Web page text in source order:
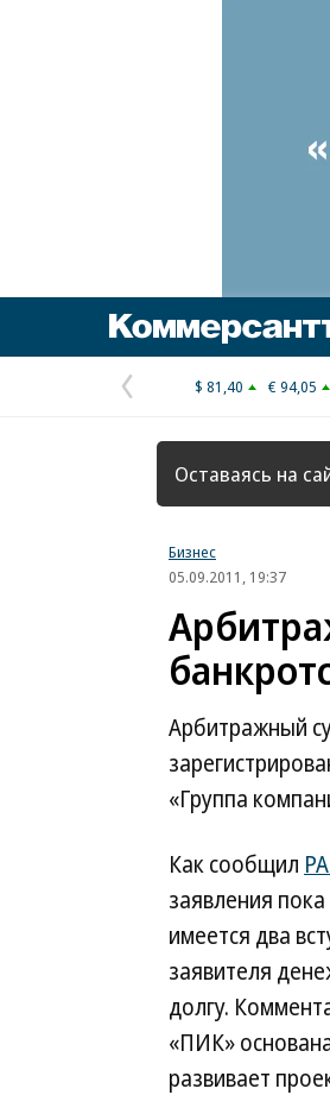
Предыдущая
страница
$ 81,40 € 94,05
Оставаясь на
Бизнес
05.09.2011, 19:37
Арбитражный
«Группа
Как сообщил
заявления
имеется два
заявителя
долгу.
«ПИК»
развивает